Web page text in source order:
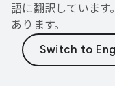
語に翻訳していま
あります。